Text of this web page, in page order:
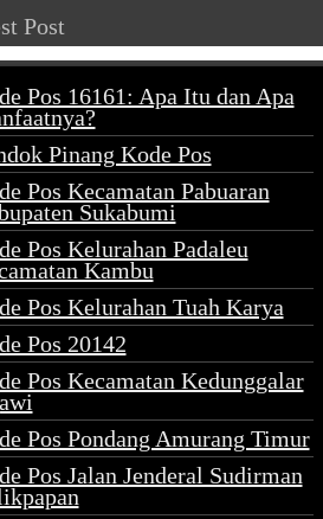
Post
Pos 16161: Apa Itu dan Apa
Pinang Kode Pos
Pos Kecamatan Pabuaran
Sukabumi
Pos Kelurahan Padaleu
Kambu
Pos Kelurahan Tuah Karya
Pos 20142
Pos Kecamatan Kedunggalar
Pos Pondang Amurang Timur
Pos Jalan Jenderal Sudirman